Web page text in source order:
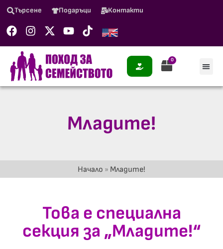
Търсене Подаръци Контакти
0
Младите!
Начало » Младите!
Това е специална
секция за „Младите!“